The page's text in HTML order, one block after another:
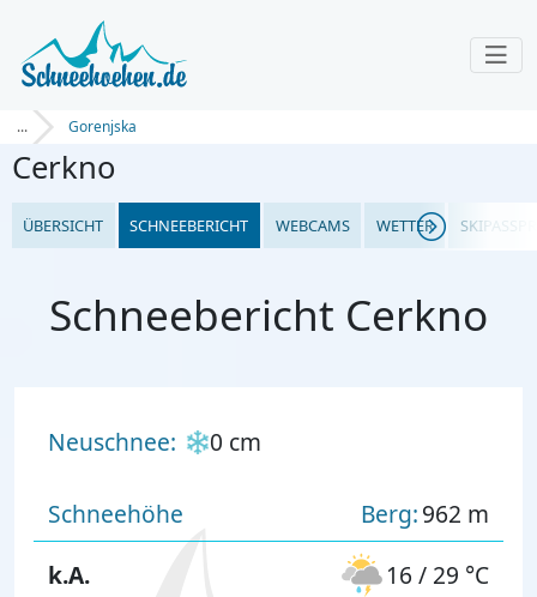
... Gorenjska
Cerkno
ÜBERSICHT SCHNEEBERICHT WEBCAMS WETTER
Schneebericht Cerkno
Neuschnee: 0 cm
Schneehöhe Berg:962 m
k.A.
16 / 29 °C